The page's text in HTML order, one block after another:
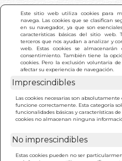
Este sitio web utiliza cookies para
navega. Las cookies que se clasifican
en su navegador, ya que son
características básicas del sitio web.
terceros que nos ayudan a analizar y
web. Estas cookies se
consentimiento. También tiene la
cookies. Pero la exclusión voluntaria
afectar su experiencia de navegación.
Imprescindibles
Las cookies necesarias son
funcione correctamente. Esta categoría
funcionalidades básicas y características
cookies no almacenan ninguna
No imprescindibles
Estas cookies pueden no ser
INICIO > BUSCA